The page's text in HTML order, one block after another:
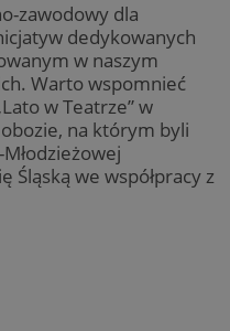
zawodowy dla
dedykowanych
w naszym
Warto wspomnieć
w Teatrze” w
na którym byli
Śląską we współpracy z